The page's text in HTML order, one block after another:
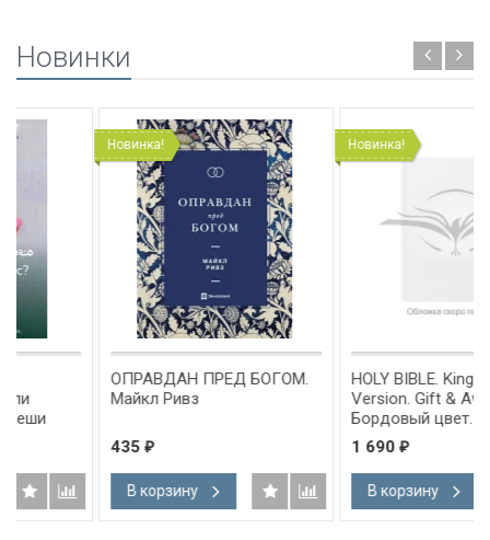
Новинки
ОПРАВДАН ПРЕД БОГОМ.
Майкл Ривз
В корзину
Новинка!
HOLY BIBLE. King James
Version. Gift & Award Bible.
Бордовый цвет. Библия
Короля Иакова на
английском языке.
Словарь, карты, закладка,
подарочная вкладка, слова
Иисуса выделены красным
В корзину